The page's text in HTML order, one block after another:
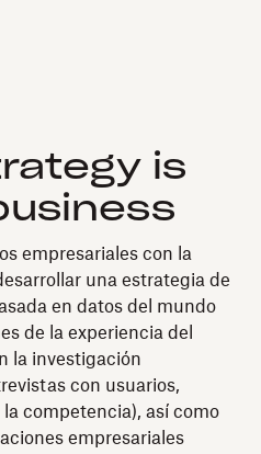
is
empresariales con la
una estrategia de
en datos del mundo
de la experiencia del
la investigación
con usuarios,
competencia), así como
empresariales